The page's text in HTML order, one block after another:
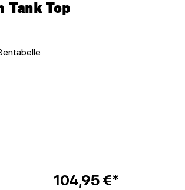
Tank Top
104,95 €*